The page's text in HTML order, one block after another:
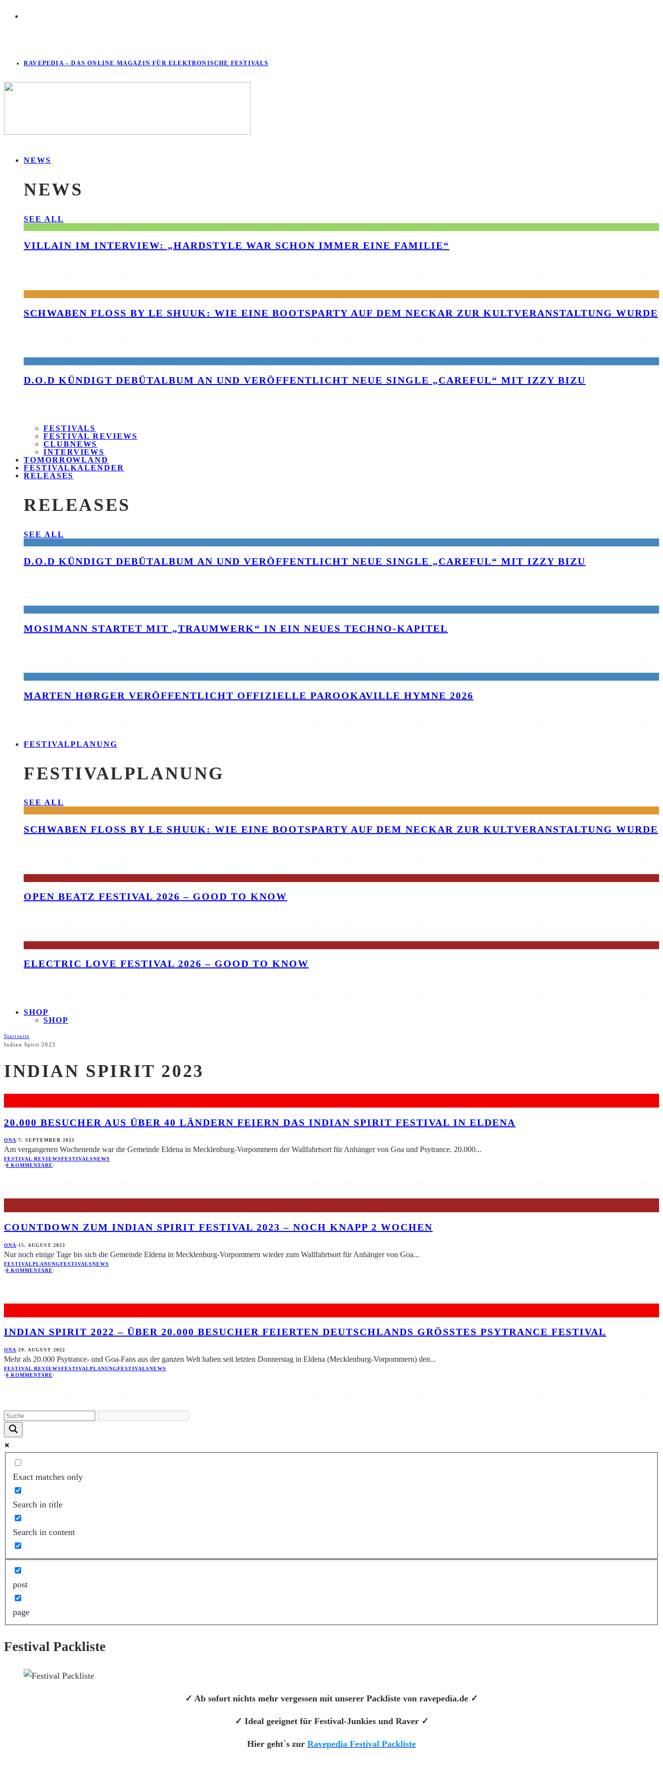
RAVEPEDIA – DAS ONLINE MAGAZIN FÜR ELEKTRONISCHE FESTIVALS
NEWS
NEWS
SEE ALL
VILLAIN IM INTERVIEW: „HARDSTYLE WAR SCHON IMMER EINE FAMILIE“
SCHWABEN FLOSS BY LE SHUUK: WIE EINE BOOTSPARTY AUF DEM NECKAR ZUR KULTVERANSTALTUNG WURDE
D.O.D KÜNDIGT DEBÜTALBUM AN UND VERÖFFENTLICHT NEUE SINGLE „CAREFUL“ MIT IZZY BIZU
FESTIVALS
FESTIVAL REVIEWS
CLUBNEWS
INTERVIEWS
TOMORROWLAND
FESTIVALKALENDER
RELEASES
RELEASES
SEE ALL
D.O.D KÜNDIGT DEBÜTALBUM AN UND VERÖFFENTLICHT NEUE SINGLE „CAREFUL“ MIT IZZY BIZU
MOSIMANN STARTET MIT „TRAUMWERK“ IN EIN NEUES TECHNO-KAPITEL
MARTEN HØRGER VERÖFFENTLICHT OFFIZIELLE PAROOKAVILLE HYMNE 2026
FESTIVALPLANUNG
FESTIVALPLANUNG
SEE ALL
SCHWABEN FLOSS BY LE SHUUK: WIE EINE BOOTSPARTY AUF DEM NECKAR ZUR KULTVERANSTALTUNG WURDE
OPEN BEATZ FESTIVAL 2026 – GOOD TO KNOW
ELECTRIC LOVE FESTIVAL 2026 – GOOD TO KNOW
SHOP
SHOP
Startseite
Indian Spirit 2023
INDIAN SPIRIT 2023
20.000 BESUCHER AUS ÜBER 40 LÄNDERN FEIERN DAS INDIAN SPIRIT FESTIVAL IN ELDENA
ONA·7. SEPTEMBER 2023
Am vergangenen Wochenende war die Gemeinde Eldena in Mecklenburg-Vorpommern der Wallfahrtsort für Anhänger von Goa und Psytrance. 20.000...
FESTIVAL REVIEWSFESTIVALSNEWS
·0 KOMMENTARE·
COUNTDOWN ZUM INDIAN SPIRIT FESTIVAL 2023 – NOCH KNAPP 2 WOCHEN
ONA·15. AUGUST 2023
Nur noch einige Tage bis sich die Gemeinde Eldena in Mecklenburg-Vorpommern wieder zum Wallfahrtsort für Anhänger von Goa...
FESTIVALPLANUNGFESTIVALSNEWS
·0 KOMMENTARE·
INDIAN SPIRIT 2022 – ÜBER 20.000 BESUCHER FEIERTEN DEUTSCHLANDS GRÖSSTES PSYTRANCE FESTIVAL
ONA·29. AUGUST 2022
Mehr als 20.000 Psytrance- und Goa-Fans aus der ganzen Welt haben seit letzten Donnerstag in Eldena (Mecklenburg-Vorpommern) den...
FESTIVAL REVIEWSFESTIVALPLANUNGFESTIVALSNEWS
·0 KOMMENTARE·
Exact matches only
Search in title
Search in content
post
page
Festival Packliste
✓ Ab sofort nichts mehr vergessen mit unserer Packliste von ravepedia.de ✓
✓ Ideal geeignet für Festival-Junkies und Raver ✓
Hier geht`s zur Ravepedia Festival Packliste